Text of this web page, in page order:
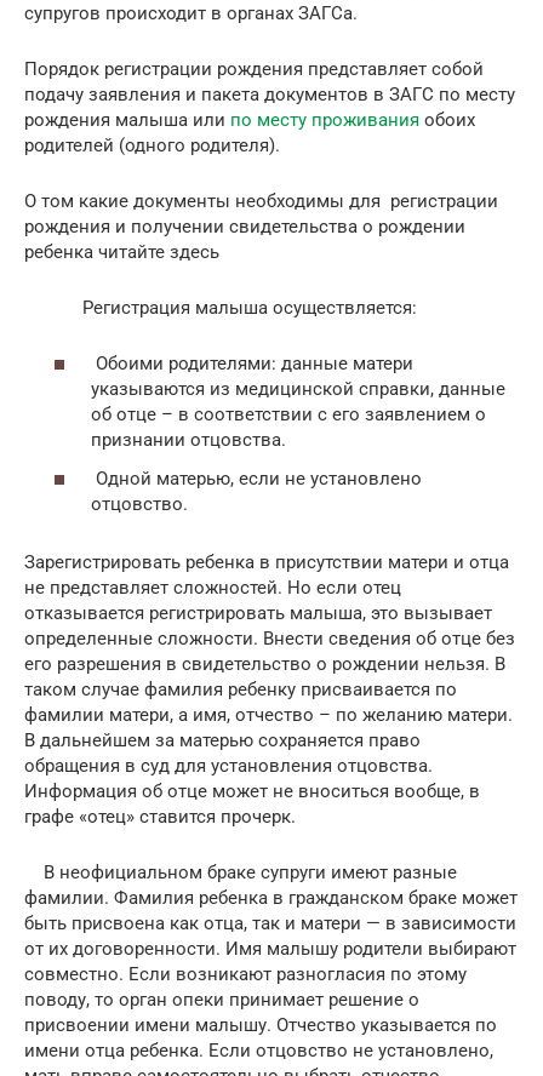
супругов происходит в органах ЗАГСа.
Порядок регистрации рождения представляет собой
подачу заявления и пакета документов в ЗАГС по месту
рождения малыша или по месту проживания обоих
родителей (одного родителя).
О том какие документы необходимы для регистрации
рождения и получении свидетельства о рождении
ребенка читайте здесь
Регистрация малыша осуществляется:
Обоими родителями: данные матери
указываются из медицинской справки, данные
об отце – в соответствии с его заявлением о
признании отцовства.
Одной матерью, если не установлено
отцовство.
Зарегистрировать ребенка в присутствии матери и отца
не представляет сложностей. Но если отец
отказывается регистрировать малыша, это вызывает
определенные сложности. Внести сведения об отце без
его разрешения в свидетельство о рождении нельзя. В
таком случае фамилия ребенку присваивается по
фамилии матери, а имя, отчество – по желанию матери.
В дальнейшем за матерью сохраняется право
обращения в суд для установления отцовства.
Информация об отце может не вноситься вообще, в
графе «отец» ставится прочерк.
В неофициальном браке супруги имеют разные
фамилии. Фамилия ребенка в гражданском браке может
быть присвоена как отца, так и матери — в зависимости
от их договоренности. Имя малышу родители выбирают
совместно. Если возникают разногласия по этому
поводу, то орган опеки принимает решение о
присвоении имени малышу. Отчество указывается по
имени отца ребенка. Если отцовство не установлено,